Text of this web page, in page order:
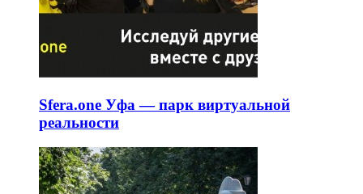
Sfera.one Уфа — парк виртуальной
реальности